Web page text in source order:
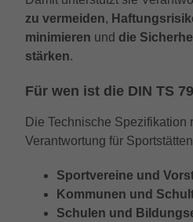
zu vermeiden,
minimieren und die
stärken.
Für wen ist die DIN TS
Die Technische Spezifikation
Verantwortung für
Sportvereine und
Kommunen und
Schulen und
darüber, wie es
erhobenen
der Besucher,
_gat_UA-
32970526-4
Anbieter Google LLC
Laufzeit 1 Minute